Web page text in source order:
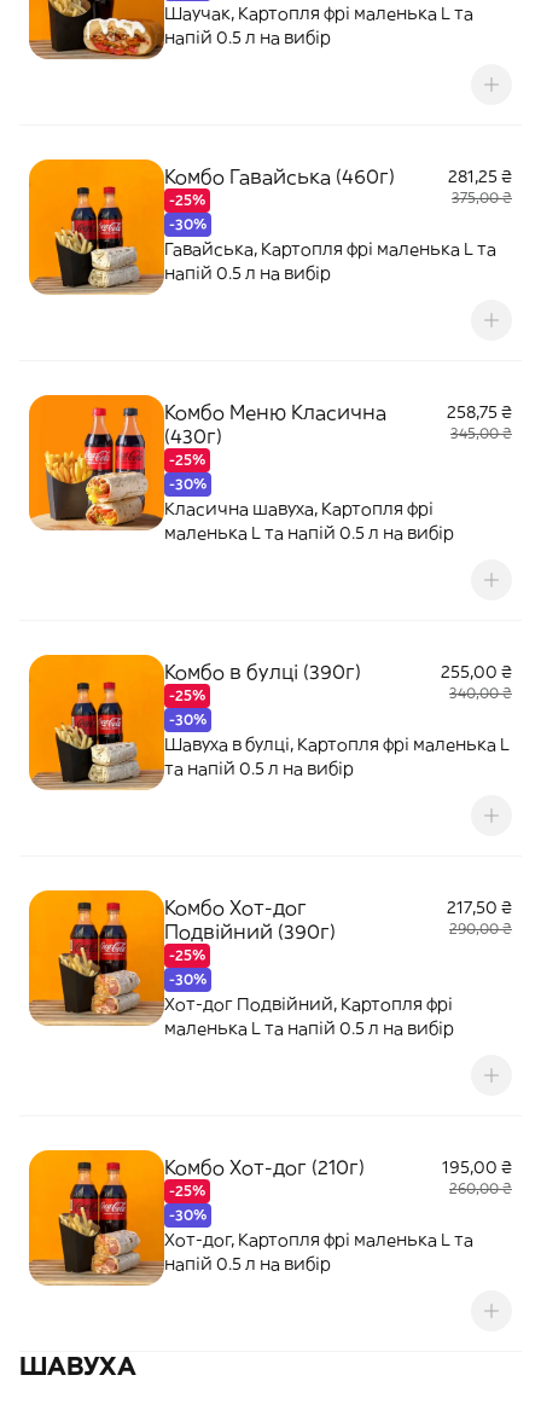
Шаучак, Картопля фрі маленька L та
напій 0.5 л на вибір
Комбо Гавайська (460г)
-25%
-30%
281,25 ₴
375,00 ₴
Гавайська, Картопля фрі маленька L та
напій 0.5 л на вибір
Комбо Меню Класична
(430г)
-25%
-30%
258,75 ₴
345,00 ₴
Класична шавуха, Картопля фрі
маленька L та напій 0.5 л на вибір
Комбо в булці (390г)
-25%
-30%
255,00 ₴
340,00 ₴
Шавуха в булці, Картопля фрі маленька L
та напій 0.5 л на вибір
Комбо Хот-дог
Подвійний (390г)
-25%
-30%
217,50 ₴
290,00 ₴
Хот-дог Подвійний, Картопля фрі
маленька L та напій 0.5 л на вибір
Комбо Хот-дог (210г)
-25%
-30%
195,00 ₴
260,00 ₴
Хот-дог, Картопля фрі маленька L та
напій 0.5 л на вибір
ШАВУХА